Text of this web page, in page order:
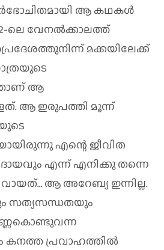
ആ കഥകള്‍
ലെ വേനല്‍ക്കാലത്ത്
മക്കയിലേക്ക്
ആ
ആ ഇരുപത്തി മൂന്ന്
എന്റെ ജീവിത
എന്ന് എനിക്കു തന്നെ
ആ അറേബ്യ ഇന്നില്ല.
സത്യസന്ധതയും
കനത്ത പ്രവാഹത്തില്‍